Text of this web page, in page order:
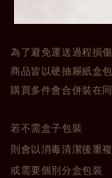
為了避免運送過程損傷
商品皆以硬抽屜紙盒
購買多件會合併裝在
若不需盒子包裝
則會以消毒清潔後重
或需要個別分盒包裝